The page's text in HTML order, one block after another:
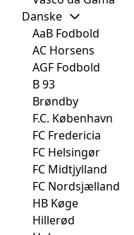
Danske
AaB Fodbold
AC Horsens
AGF Fodbold
B 93
Brøndby
F.C. København
FC Fredericia
FC Helsingør
FC Midtjylland
FC Nordsjælland
HB Køge
Hillerød